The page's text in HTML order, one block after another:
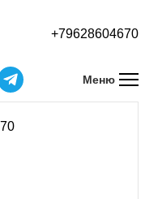
+79628604670
Меню